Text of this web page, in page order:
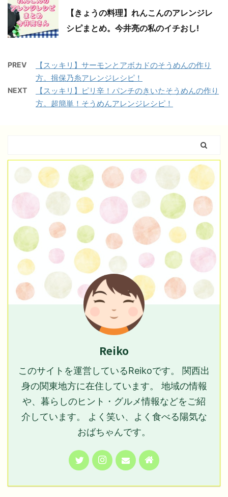
【きょうの料理】れんこんのアレンジレ
シピまとめ。今井亮の私のイチおし!
PREV
【スッキリ】サーモンとアボカドのそうめんの作り
方。揖保乃糸アレンジレシピ！
NEXT
【スッキリ】ピリ辛！パンチのきいたそうめんの作り
方。超簡単！そうめんアレンジレシピ！
Reiko
このサイトを運営しているReikoです。 関西出
身の関東地方に在住しています。 地域の情報
や、暮らしのヒント・グルメ情報などをご紹
介しています。 よく笑い、よく食べる陽気な
おばちゃんです。